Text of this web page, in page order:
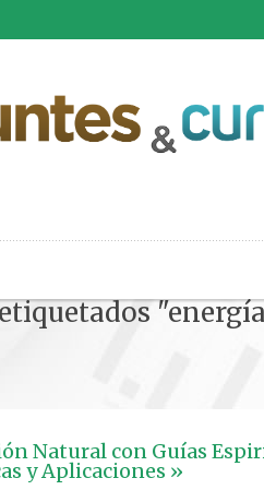
Natural con Guías
y Aplicaciones »